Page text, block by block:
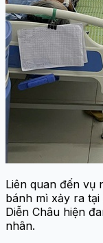
Liên quan đến vụ
bánh mì xảy ra
Diễn Châu hiện
nhân.